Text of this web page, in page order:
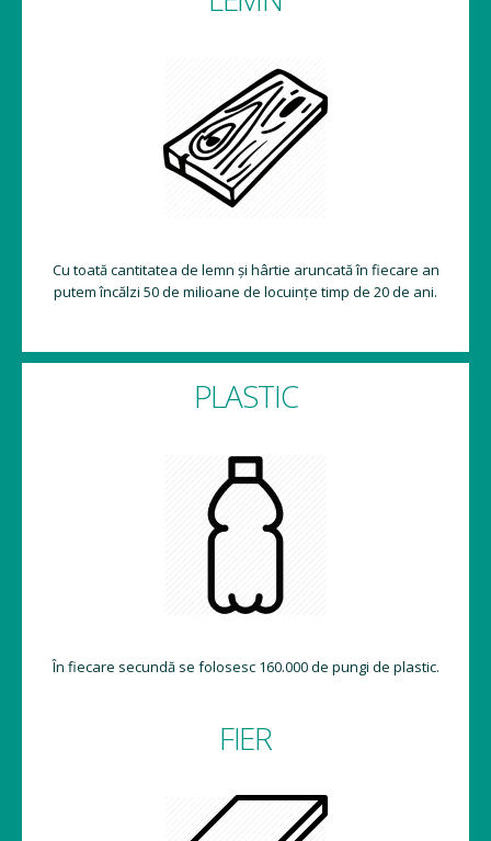
Cu toată cantitatea de lemn și hârtie aruncată în fiecare an
putem încălzi 50 de milioane de locuințe timp de 20 de ani.
PLASTIC
În fiecare secundă se folosesc 160.000 de pungi de plastic.
FIER